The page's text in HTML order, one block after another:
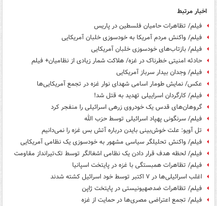
اخبار مرتبط
فیلم/ تظاهرات حامیان فلسطین در پاریس
فیلم/ واکنش مردم آمریکا به خودسوزی خلبان آمریکایی
فیلم/ بازتاب‌های خودسوزی خلبان آمریکایی
حادثه امنیتی خطرناک در غزه/ هلاکت شمار زیادی از نظامیان+ فیلم
فیلم/ وجدان بیدار سرباز آمریکایی
عکس/ نمایش طومار اسامی شهدای نوار غزه در تجمع آمریکایی‌ها
فیلم/ کارگردان اسراییلی تهدید به قتل شد!
گروهان‌های قدس یک خودروی زرهی اسرائیلی را منفجر کرد
فیلم/ سرنگونی پهپاد اسرائیلی توسط حزب الله
تل آویو: علت خوش‌بینی بایدن درباره آتش بس غزه را نمی‌دانیم
فیلم/ واکنش تحلیلگر سیاسی مشهور به خودسوزی یک نظامی آمریکایی
فیلم/ لحظه هدف قرار دادن یک نظامی اشغالگر توسط تک‌تیرانداز مقاومت
فیلم/ تظاهرات همبستگی با غزه در پایتخت اسپانیا
اغلب اسرائیلی‌ها در ۷ اکتبر توسط خود اسرائیل کشته شدند
فیلم/ تظاهرات ضدصهیونیستی در پایتخت ژاپن
فیلم/ تجمع اعتراضی مصری‌ها در حمایت از غزه